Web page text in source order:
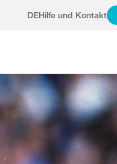
DEHilfe und Kontakt